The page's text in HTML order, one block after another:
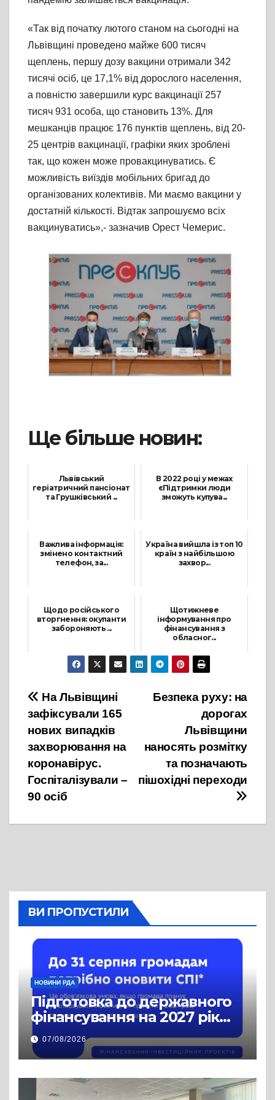
«Так від початку лютого станом на сьогодні на
Львівщині проведено майже 600 тисяч
щеплень, першу дозу вакцини отримали 342
тисячі осіб, це 17,1% від дорослого населення,
а повністю завершили курс вакцинації 257
тисяч 931 особа, що становить 13%. Для
мешканців працює 176 пунктів щеплень, від 20-
25 центрів вакцинації, графіки яких зроблені
так, що кожен може провакцинуватись. Є
можливість виїздів мобільних бригад до
організованих колективів. Ми маємо вакцини у
достатній кількості. Відтак запрошуємо всіх
вакцинуватись»,- зазначив Орест Чемерис.
Ще більше новин:
Львівський
геріатричний пансіонат
та Грушківський ...
В 2022 році у межах
єПідтримки люди
зможуть купува...
Важлива інформація:
змінено контактний
телефон, за...
Україна вийшла із топ 10
країн з найбільшою
захвор...
Щодо російського
вторгнення: окупанти
забороняють ...
21 Квітня, 2022
Щотижневе
інформування про
фінансування з
обласног...
13 Вересня, 2021
Навігація
записів
Безпека руху: на
дорогах
Львівщини
наносять розмітку
та позначають
пішохідні переходи
На Львівщині
зафіксували 165
нових випадків
захворювання на
коронавірус.
Госпіталізували –
90 осіб
ВИ ПРОПУСТИЛИ
НОВИНИ РДА
Підготовка до державного
фінансування на 2027 рік
уже триває
07/08/2026